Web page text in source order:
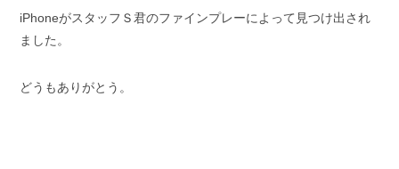
スタッフブログ 納車情報
iPhoneがスタッフＳ君のファインプレーによって見つけ出され
ました。
どうもありがとう。